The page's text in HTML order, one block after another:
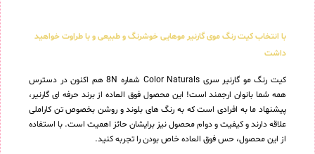
با انتخاب کیت رنگ موی گارنیر موهایی خوشرنگ و طبیعی و با طراوت خواهید
داشت
کیت رنگ مو گارنیر سری Color Naturals شماره 8N هم اکنون در دسترس
همه شما بانوان ارجمند است! این محصول فوق العاده از برند حرفه ای گارنیر،
پیشنهاد ما به افرادی است که به رنگ های بلوند و روشن بخصوص تن کاراملی
علاقه دارند و کیفیت و دوام محصول نیز برایشان حائز اهمیت است. با استفاده
از این محصول، حس فوق العاده خاص بودن را تجربه کنید.